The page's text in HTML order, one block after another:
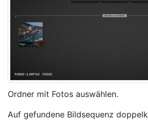
Ordner mit Fotos auswählen.
Auf gefundene Bildsequenz